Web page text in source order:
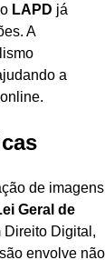
LAPD já
A
a
de imagens
Geral de
Direito Digital,
envolve não